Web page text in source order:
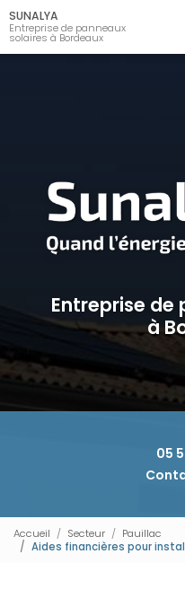
Aller
au
contenu
principal
SUNALYA
Entreprise de panneaux
solaires à Bordeaux
Entreprise de
à
05
Accueil Secteur
Pauillac
Aides financières pour